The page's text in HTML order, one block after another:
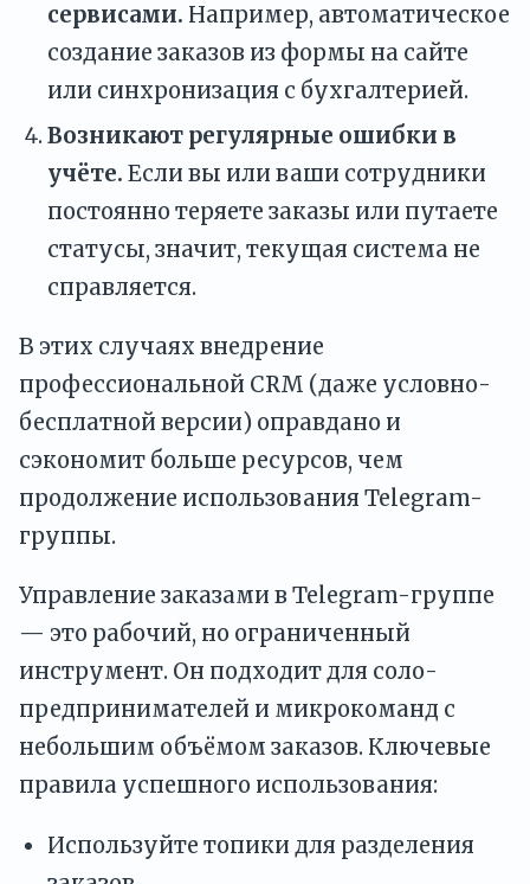
сервисами. Например, автоматическое
создание заказов из формы на сайте
или синхронизация с бухгалтерией.
Возникают регулярные ошибки в
учёте. Если вы или ваши сотрудники
постоянно теряете заказы или путаете
статусы, значит, текущая система не
справляется.
В этих случаях внедрение
профессиональной CRM (даже условно-
бесплатной версии) оправдано и
сэкономит больше ресурсов, чем
продолжение использования Telegram-
группы.
Управление заказами в Telegram-группе
— это рабочий, но ограниченный
инструмент. Он подходит для соло-
предпринимателей и микрокоманд с
небольшим объёмом заказов. Ключевые
правила успешного использования:
Используйте топики для разделения